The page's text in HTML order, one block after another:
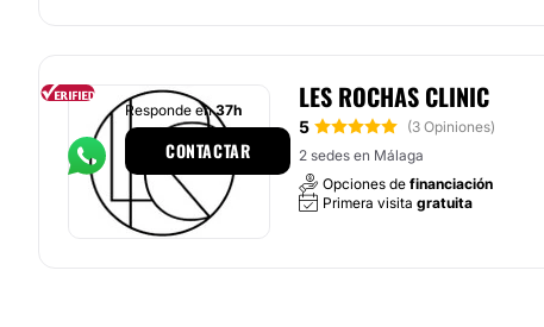
LES ROCHAS CLINIC
5
(3 Opiniones)
2 sedes en Málaga
Opciones de financiación
Primera visita gratuita
Responde en37h
CONTACTAR